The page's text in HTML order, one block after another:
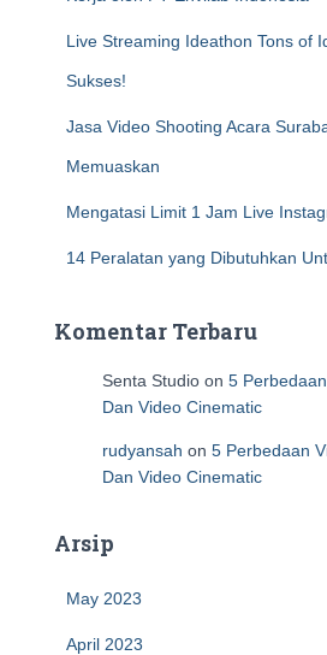
Live Streaming Ideathon Tons of
Sukses!
Jasa Video Shooting Acara
Memuaskan
Mengatasi Limit 1 Jam Live
14 Peralatan yang Dibutuhkan
Komentar Terbaru
Senta Studio on 5
Dan Video Cinematic
rudyansah on 5 Perbedaan
Dan Video Cinematic
Arsip
May 2023
April 2023